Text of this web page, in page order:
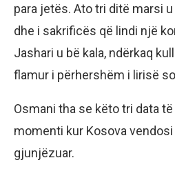
para jetës. Ato tri ditë marsi
dhe i sakrificës që lindi një
Jashari u bë kala, ndërkaq
flamur i përhershëm i lirisë
Osmani tha se këto tri data
momenti kur Kosova
gjunjëzuar.